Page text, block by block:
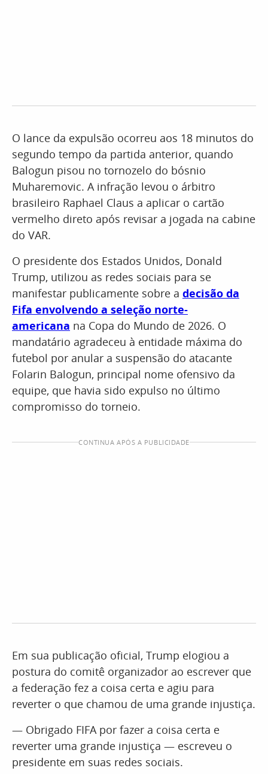
O lance da expulsão ocorreu aos 18 minutos do
segundo tempo da partida anterior, quando
Balogun pisou no tornozelo do bósnio
Muharemovic. A infração levou o árbitro
brasileiro Raphael Claus a aplicar o cartão
vermelho direto após revisar a jogada na cabine
do VAR.
O presidente dos Estados Unidos, Donald
Trump, utilizou as redes sociais para se
manifestar publicamente sobre a decisão da
Fifa envolvendo a seleção norte-
americana na Copa do Mundo de 2026. O
mandatário agradeceu à entidade máxima do
futebol por anular a suspensão do atacante
Folarin Balogun, principal nome ofensivo da
equipe, que havia sido expulso no último
compromisso do torneio.
CONTINUA APÓS A PUBLICIDADE
Em sua publicação oficial, Trump elogiou a
postura do comitê organizador ao escrever que
a federação fez a coisa certa e agiu para
reverter o que chamou de uma grande injustiça.
— Obrigado FIFA por fazer a coisa certa e
reverter uma grande injustiça — escreveu o
presidente em suas redes sociais.